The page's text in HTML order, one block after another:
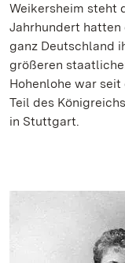
Weikersheim steht
Jahrhundert
ganz Deutschland
größeren
Hohenlohe war seit
Teil des
in Stuttgart.